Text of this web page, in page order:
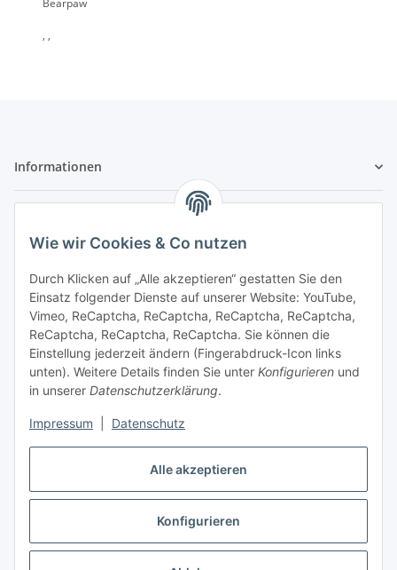
Alle akzeptieren
Konfigurieren
Wie wir Cookies & Co nutzen
Durch Klicken auf „Alle akzeptieren“ gestatten Sie den
Einsatz folgender Dienste auf unserer Website: YouTube,
Vimeo, ReCaptcha, ReCaptcha, ReCaptcha, ReCaptcha,
ReCaptcha, ReCaptcha, ReCaptcha. Sie können die
Einstellung jederzeit ändern (Fingerabdruck-Icon links
unten). Weitere Details finden Sie unter Konfigurieren und
in unserer Datenschutzerklärung.
Impressum Datenschutz
Bearpaw
, ,
Informationen
Vertrag widerrufen